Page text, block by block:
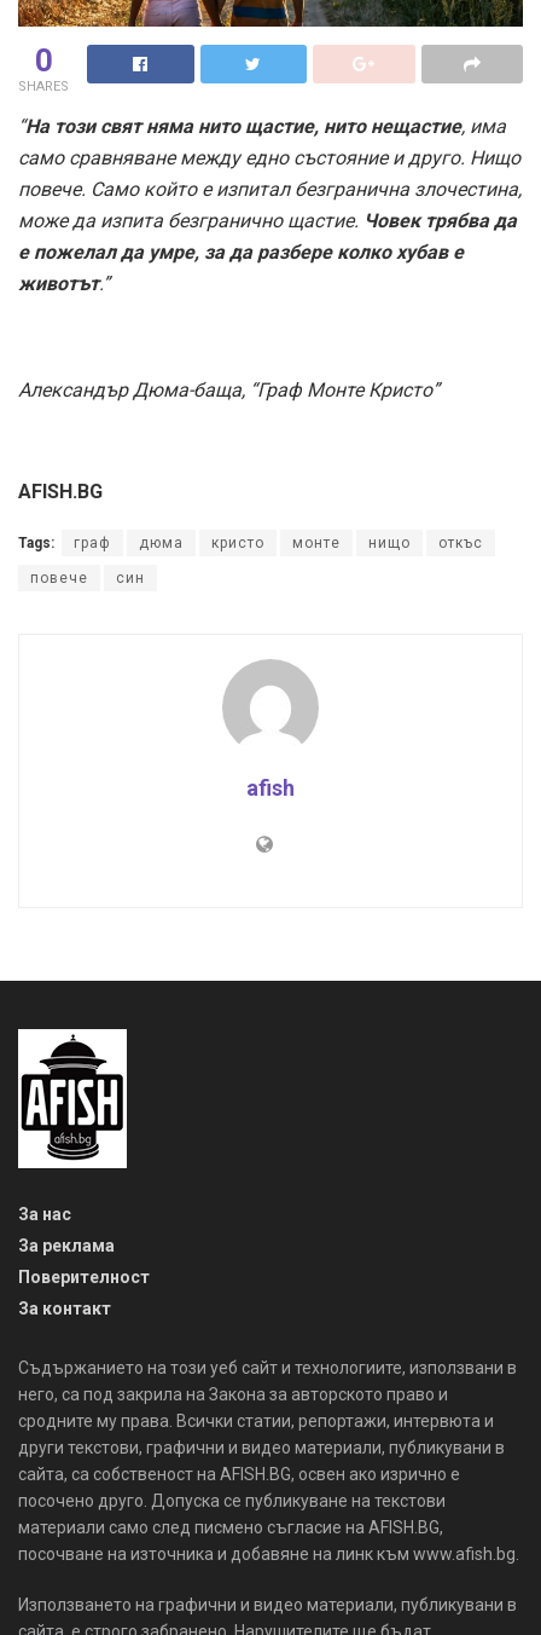
0
SHARES
“На този свят няма нито щастие, нито нещастие, има
само сравняване между едно състояние и друго. Нищо
повече. Само който е изпитал безгранична злочестина,
може да изпита безгранично щастие. Човек трябва да
е пожелал да умре, за да разбере колко хубав е
животът.”
Александър Дюма-баща, “Граф Монте Кристо”
AFISH.BG
Tags: граф дюма кристо монте нищо откъс
повече син
afish
За нас
За реклама
Поверителност
За контакт
Съдържанието на този уеб сайт и технологиите, използвани в
него, са под закрила на Закона за авторското право и
сродните му права. Всички статии, репортажи, интервюта и
други текстови, графични и видео материали, публикувани в
сайта, са собственост на AFISH.BG, освен ако изрично е
посочено друго. Допуска се публикуване на текстови
материали само след писмено съгласие на AFISH.BG,
посочване на източника и добавяне на линк към www.afish.bg.
Използването на графични и видео материали, публикувани в